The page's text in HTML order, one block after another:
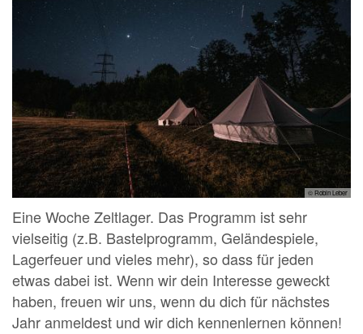
© Robin Leber
Eine Woche Zeltlager. Das Programm ist sehr
vielseitig (z.B. Bastelprogramm, Geländespiele,
Lagerfeuer und vieles mehr), so dass für jeden
etwas dabei ist. Wenn wir dein Interesse geweckt
haben, freuen wir uns, wenn du dich für nächstes
Jahr anmeldest und wir dich kennenlernen können!